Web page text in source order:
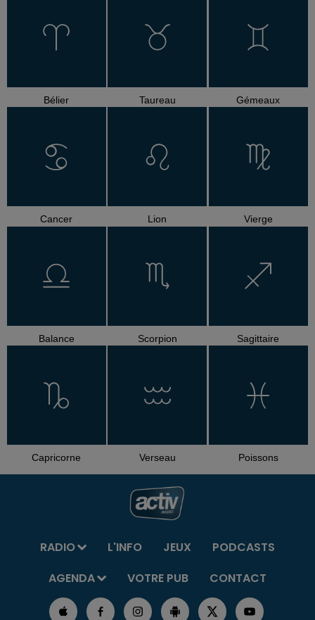
Bélier Taureau Gémeaux
Cancer Lion Vierge
Balance Scorpion Sagittaire
Capricorne Verseau Poissons
RADIO L'INFO JEUX
PODCASTS
AGENDA
VOTRE PUB CONTACT